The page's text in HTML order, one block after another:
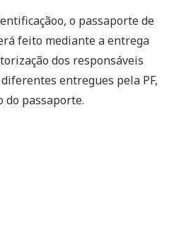
o passaporte de
feito mediante a entrega
dos responsáveis
entregues pela PF,
do passaporte.